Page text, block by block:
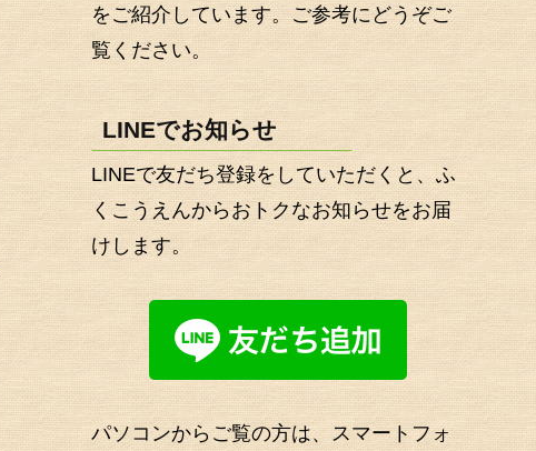
をご紹介しています。ご参考にどうぞご
覧ください。
LINEでお知らせ
LINEで友だち登録をしていただくと、ふ
くこうえんからおトクなお知らせをお届
けします。
パソコンからご覧の方は、スマートフォ